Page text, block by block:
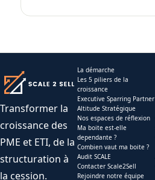
Transformer la
croissance des
PME et ETI, de la
structuration à
la cession.
La démarche
Les 5 piliers de la
croissance
Executive Sparring Partner
Altitude Stratégique
Nos espaces de réflexion
Ma boite est-elle
dependante ?
Combien vaut ma boite ?
Audit SCALE
Contacter Scale2Sell
Rejoindre notre équipe